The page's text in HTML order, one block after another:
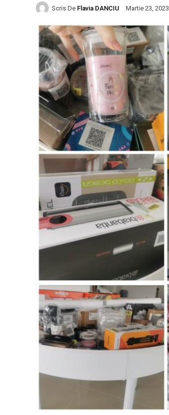
Scris De Flavia DANCIU Martie 23, 2023